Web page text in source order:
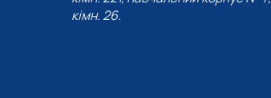
кімн. 26.